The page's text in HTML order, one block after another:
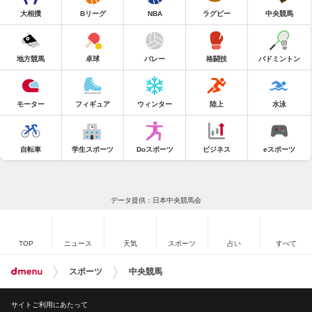
大相撲 Bリーグ NBA ラグビー 中央競馬
地方競馬 卓球 バレー 格闘技 バドミントン
モーター フィギュア ウィンター 陸上 水泳
自転車 学生スポーツ Doスポーツ ビジネス eスポーツ
データ提供：日本中央競馬会
TOP ニュース 天気 スポーツ 占い すべて
スポーツ 中央競馬
サイトご利用にあたって